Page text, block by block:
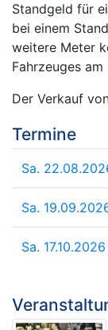
Standgeld für
bei einem
weitere Meter
Fahrzeuges
Der Verkauf
Termine
Sa.
Sa.
Sa. 17.10.2026